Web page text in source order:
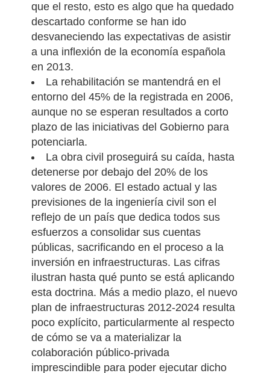
que el resto, esto es algo que ha quedado
descartado conforme se han ido
desvaneciendo las expectativas de asistir
a una inflexión de la economía española
en 2013.
La rehabilitación se mantendrá en el
entorno del 45% de la registrada en 2006,
aunque no se esperan resultados a corto
plazo de las iniciativas del Gobierno para
potenciarla.
La obra civil proseguirá su caída, hasta
detenerse por debajo del 20% de los
valores de 2006. El estado actual y las
previsiones de la ingeniería civil son el
reflejo de un país que dedica todos sus
esfuerzos a consolidar sus cuentas
públicas, sacrificando en el proceso a la
inversión en infraestructuras. Las cifras
ilustran hasta qué punto se está aplicando
esta doctrina. Más a medio plazo, el nuevo
plan de infraestructuras 2012-2024 resulta
poco explícito, particularmente al respecto
de cómo se va a materializar la
colaboración público-privada
imprescindible para poder ejecutar dicho